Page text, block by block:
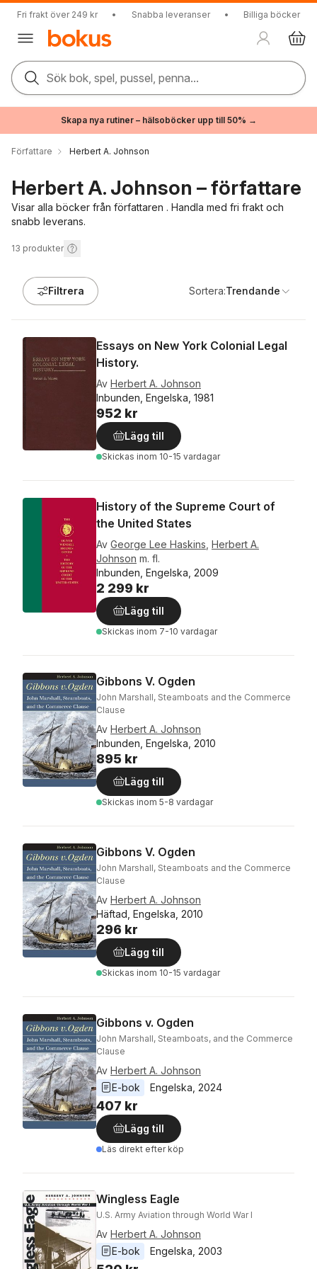
Fri frakt över 249 kr • Snabba leveranser • Billiga böcker
Sök bok, spel, pussel, penna...
Skapa nya rutiner – hälsoböcker upp till 50% →
Författare Herbert A. Johnson
Herbert A. Johnson – författare
Visar alla böcker från författaren . Handla med fri frakt och
snabb leverans.
13 produkter
Filtrera Sortera:Trendande
Essays on New York Colonial Legal
History.
Av Herbert A. Johnson
Inbunden, Engelska, 1981
952 kr
Lägg till
Skickas inom 10-15 vardagar
History of the Supreme Court of
the United States
Av George Lee Haskins Herbert A.
Johnson m. fl.
Inbunden, Engelska, 2009
2 299 kr
Lägg till
Skickas inom 7-10 vardagar
Gibbons V. Ogden
John Marshall, Steamboats and the Commerce
Clause
Av Herbert A. Johnson
Inbunden, Engelska, 2010
895 kr
Lägg till
Skickas inom 5-8 vardagar
Gibbons V. Ogden
John Marshall, Steamboats and the Commerce
Clause
Av Herbert A. Johnson
Häftad, Engelska, 2010
296 kr
Lägg till
Skickas inom 10-15 vardagar
Gibbons v. Ogden
John Marshall, Steamboats, and the Commerce
Clause
Av Herbert A. Johnson
E-bok
Engelska 2024
407 kr
Lägg till
Läs direkt efter köp
Wingless Eagle
U.S. Army Aviation through World War I
Av Herbert A. Johnson
E-bok
Engelska 2003